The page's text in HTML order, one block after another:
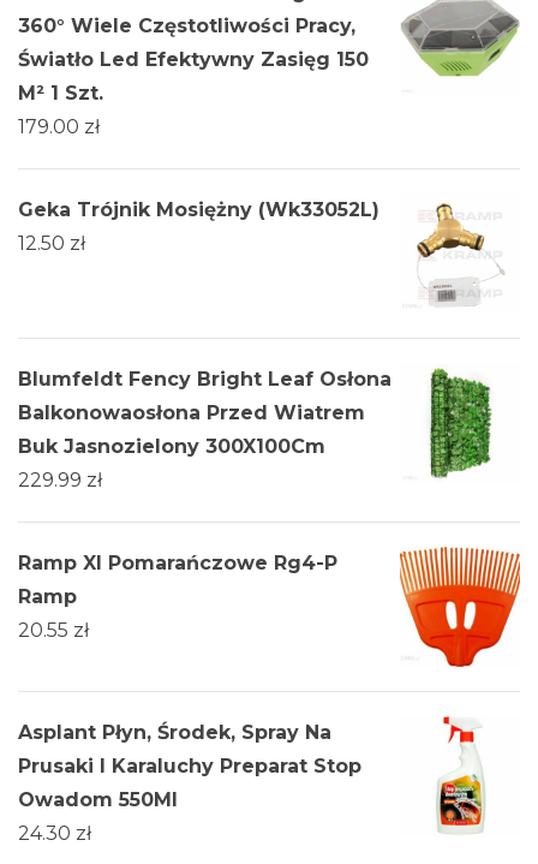
360° Wiele Częstotliwości Pracy,
Światło Led Efektywny Zasięg 150
M² 1 Szt.
179.00 zł
Geka Trójnik Mosiężny (Wk33052L)
12.50 zł
Blumfeldt Fency Bright Leaf Osłona
Balkonowaosłona Przed Wiatrem
Buk Jasnozielony 300X100Cm
229.99 zł
Ramp Xl Pomarańczowe Rg4-P
Ramp
20.55 zł
Asplant Płyn, Środek, Spray Na
Prusaki I Karaluchy Preparat Stop
Owadom 550Ml
24.30 zł